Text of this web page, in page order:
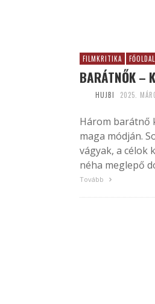
FILMKRITIKA FŐOLDAL
BARÁTNŐK –
HUJBI 2025.
Három barátnő
maga módján.
vágyak, a célok
néha meglepő
Tovább